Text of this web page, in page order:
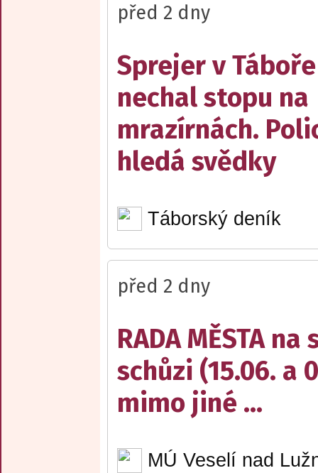
před 2 dny
Sprejer v Táboře
nechal stopu na
mrazírnách.
hledá svědky
Táborský deník
před 2 dny
RADA MĚSTA na
schůzi (15.06. a
mimo jiné ...
MÚ Veselí nad